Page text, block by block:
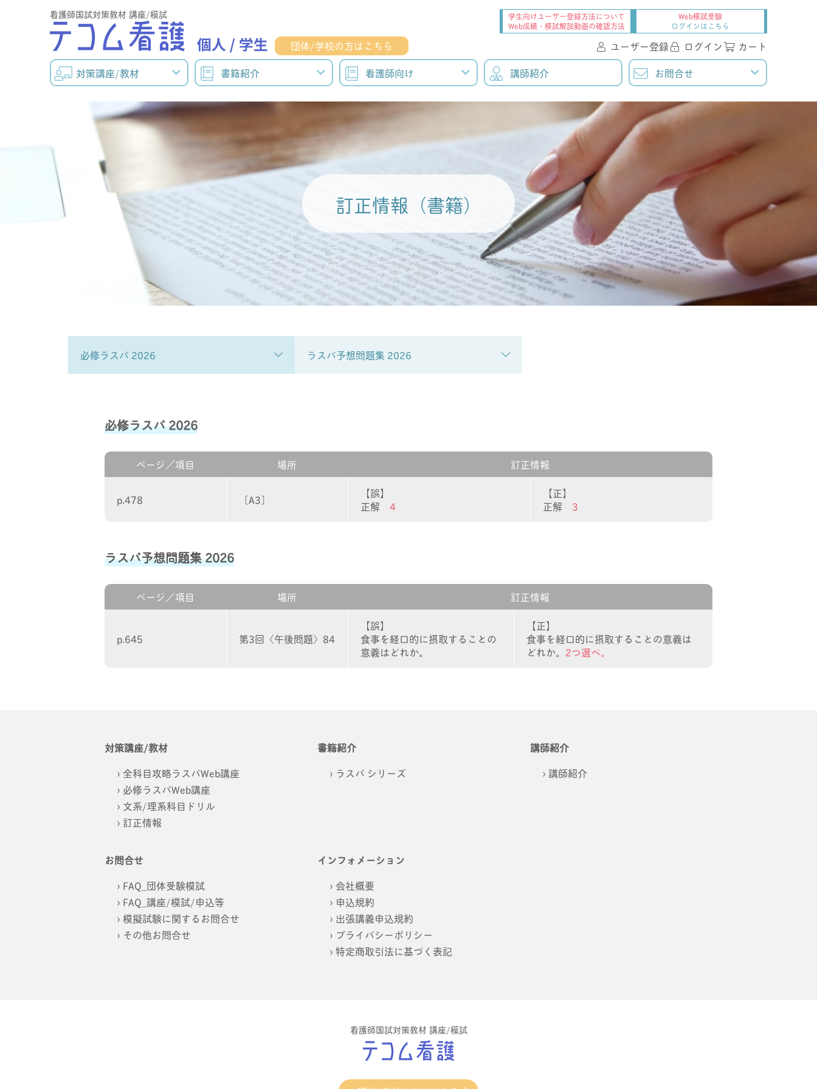
団体/学校の方はこちら
看護師国試対策教材 講座/模試
学生向けユーザー登録方法について
Web成績・模試解説動画の確認方法
Web模試受験
ログインはこちら
ユーザー登録 ログイン
カート
対策講座/教材
書籍紹介 看護師向け 講師紹介 お問合せ
訂正情報（書籍）
必修ラスパ 2026 ラスパ予想問題集 2026
必修ラスパ 2026
ページ／項目 場所 訂正情報
p.478 〔A3〕
【誤】
正解 4
【正】
正解 3
ラスパ予想問題集 2026
ページ／項目 場所 訂正情報
p.645 第3回〈午後問題〉84
【誤】
食事を経口的に摂取することの
意義はどれか。
【正】
食事を経口的に摂取することの意義は
どれか。 2つ選べ。
対策講座/教材
全科目攻略ラスパWeb講座
必修ラスパWeb講座
文系/理系科目ドリル
訂正情報
書籍紹介
ラスパ シリーズ
講師紹介
講師紹介
お問合せ
FAQ_団体受験模試
FAQ_講座/模試/申込等
模擬試験に関するお問合せ
その他お問合せ
インフォメーション
会社概要
申込規約
出張講義申込規約
プライバシーポリシー
特定商取引法に基づく表記
看護師国試対策教材 講座/模試